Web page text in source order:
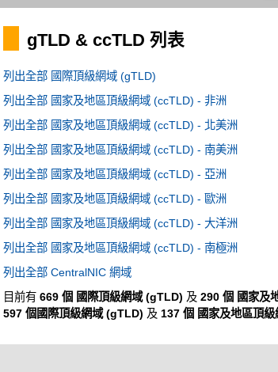
gTLD & ccTLD 列表
列出全部 國際頂級網域 (gTLD)
列出全部 國家及地區頂級網域 (ccTLD) - 非洲
列出全部 國家及地區頂級網域 (ccTLD) - 北美洲
列出全部 國家及地區頂級網域 (ccTLD) - 南美洲
列出全部 國家及地區頂級網域 (ccTLD) - 亞洲
列出全部 國家及地區頂級網域 (ccTLD) - 歐洲
列出全部 國家及地區頂級網域 (ccTLD) - 大洋洲
列出全部 國家及地區頂級網域 (ccTLD) - 南極洲
列出全部 CentralNIC 網域
目前有 669 個 國際頂級網域 (gTLD) 及 290 個 國家及
597 個國際頂級網域 (gTLD) 及 137 個 國家及地區頂